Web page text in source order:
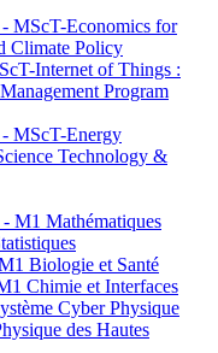
MScT-Economics for
Climate Policy
Internet of Things :
Program
MScT-Energy
Technology &
M1 Mathématiques
Biologie et Santé
Chimie et Interfaces
Cyber Physique
des Hautes